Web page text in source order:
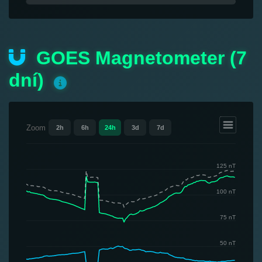
GOES Magnetometer (7
dní)
Zoom 2h 6h 24h 3d 7d
50 nT
75 nT
100 nT
125 nT